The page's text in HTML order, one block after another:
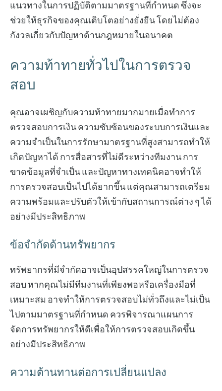
แนวทางในการปฏิบัติตามมาตรฐานที่กำหนด ซึ่งจะ
ช่วยให้ธุรกิจของคุณเติบโตอย่างยั่งยืน โดยไม่ต้อง
กังวลเกี่ยวกับปัญหาด้านกฎหมายในอนาคต
ความท้าทายทั่วไปในการตรวจ
สอบ
คุณอาจเผชิญกับความท้าทายมากมายเมื่อทำการ
ตรวจสอบการเงิน ความซับซ้อนของระบบการเงินและ
ความจำเป็นในการรักษามาตรฐานที่สูงสามารถทำให้
เกิดปัญหาได้ การสื่อสารที่ไม่ดีระหว่างทีมงาน การ
ขาดข้อมูลที่จำเป็น และปัญหาทางเทคนิคอาจทำให้
การตรวจสอบเป็นไปได้ยากขึ้น แต่คุณสามารถเตรียม
ความพร้อมและปรับตัวให้เข้ากับสถานการณ์ต่าง ๆ ได้
อย่างมีประสิทธิภาพ
ข้อจำกัดด้านทรัพยากร
ทรัพยากรที่มีจำกัดอาจเป็นอุปสรรคใหญ่ในการตรวจ
สอบ หากคุณไม่มีทีมงานที่เพียงพอหรือเครื่องมือที่
เหมาะสม อาจทำให้การตรวจสอบไม่ทั่วถึงและไม่เป็น
ไปตามมาตรฐานที่กำหนด ควรพิจารณาแผนการ
จัดการทรัพยากรให้ดีเพื่อให้การตรวจสอบเกิดขึ้น
อย่างมีประสิทธิภาพ
ความต้านทานต่อการเปลี่ยนแปลง